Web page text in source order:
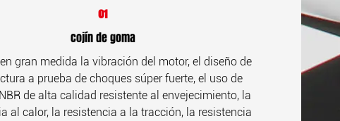
01
Cojín de goma
gran medida la vibración del motor, el diseño de
a prueba de choques súper fuerte, el uso de
de alta calidad resistente al envejecimiento, la
al calor, la resistencia a la tracción, la resistencia